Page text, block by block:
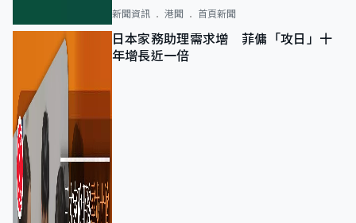
新聞資訊 港聞 首頁新聞
日本家務助理需求增 菲傭「攻日」十
年增長近一倍